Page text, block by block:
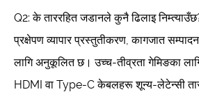
Q2: के ताररहित जडानले कुनै ढिलाइ
प्रक्षेपण व्यापार प्रस्तुतीकरण, कागजात
लागि अनुकूलित छ। उच्च-तीव्रता गेमिङका
HDMI वा Type-C केबलहरू शून्य-लेटेन्सी तार